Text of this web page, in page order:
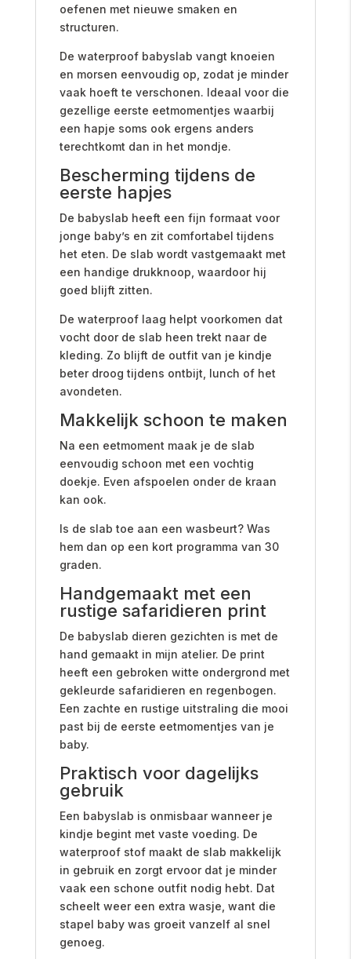
oefenen met nieuwe smaken en
structuren.
De waterproof babyslab vangt knoeien
en morsen eenvoudig op, zodat je minder
vaak hoeft te verschonen. Ideaal voor die
gezellige eerste eetmomentjes waarbij
een hapje soms ook ergens anders
terechtkomt dan in het mondje.
Bescherming tijdens de
eerste hapjes
De babyslab heeft een fijn formaat voor
jonge baby’s en zit comfortabel tijdens
het eten. De slab wordt vastgemaakt met
een handige drukknoop, waardoor hij
goed blijft zitten.
De waterproof laag helpt voorkomen dat
vocht door de slab heen trekt naar de
kleding. Zo blijft de outfit van je kindje
beter droog tijdens ontbijt, lunch of het
avondeten.
Makkelijk schoon te maken
Na een eetmoment maak je de slab
eenvoudig schoon met een vochtig
doekje. Even afspoelen onder de kraan
kan ook.
Is de slab toe aan een wasbeurt? Was
hem dan op een kort programma van 30
graden.
Handgemaakt met een
rustige safaridieren print
De babyslab dieren gezichten is met de
hand gemaakt in mijn atelier. De print
heeft een gebroken witte ondergrond met
gekleurde safaridieren en regenbogen.
Een zachte en rustige uitstraling die mooi
past bij de eerste eetmomentjes van je
baby.
Praktisch voor dagelijks
gebruik
Een babyslab is onmisbaar wanneer je
kindje begint met vaste voeding. De
waterproof stof maakt de slab makkelijk
in gebruik en zorgt ervoor dat je minder
vaak een schone outfit nodig hebt. Dat
scheelt weer een extra wasje, want die
stapel baby was groeit vanzelf al snel
genoeg.